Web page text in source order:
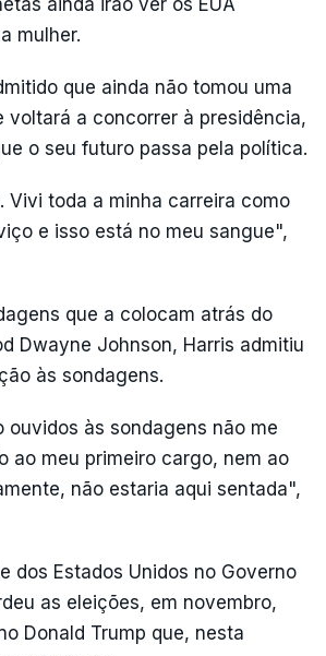
mulher.
que ainda não tomou uma
voltará a concorrer à presidência,
o seu futuro passa pela política.
Vivi toda a minha carreira como
e isso está no meu sangue",
que a colocam atrás do
Dwayne Johnson, Harris admitiu
às sondagens.
ouvidos às sondagens não me
ao meu primeiro cargo, nem ao
não estaria aqui sentada",
dos Estados Unidos no Governo
as eleições, em novembro,
Donald Trump que, nesta